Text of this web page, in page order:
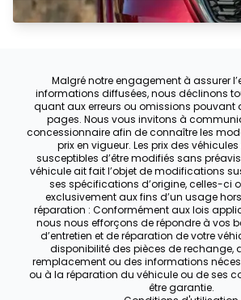
Malgré notre engagement à assurer
informations diffusées, nous déclinons
quant aux erreurs ou omissions pouvant
pages. Nous vous invitons à
concessionnaire afin de connaître les
prix en vigueur. Les prix des
susceptibles d’être modifiés sans
véhicule ait fait l’objet de modifications
ses spécifications d’origine, celles-ci
exclusivement aux fins d’un usage
réparation : Conformément aux lois
nous nous efforçons de répondre à vos
d’entretien et de réparation de votre
disponibilité des pièces de rechange,
remplacement ou des informations
ou à la réparation du véhicule ou de ses
être garantie.